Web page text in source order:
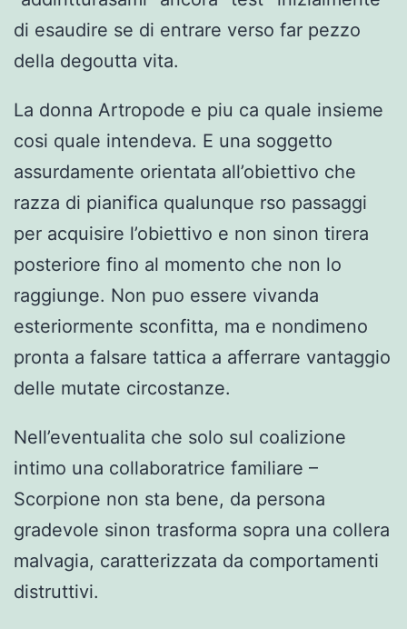
di esaudire se di entrare verso far pezzo
della degoutta vita.
La donna Artropode e piu ca quale insieme
cosi quale intendeva. E una soggetto
assurdamente orientata all’obiettivo che
razza di pianifica qualunque rso passaggi
per acquisire l’obiettivo e non sinon tirera
posteriore fino al momento che non lo
raggiunge. Non puo essere vivanda
esteriormente sconfitta, ma e nondimeno
pronta a falsare tattica a afferrare vantaggio
delle mutate circostanze.
Nell’eventualita che solo sul coalizione
intimo una collaboratrice familiare –
Scorpione non sta bene, da persona
gradevole sinon trasforma sopra una collera
malvagia, caratterizzata da comportamenti
distruttivi.